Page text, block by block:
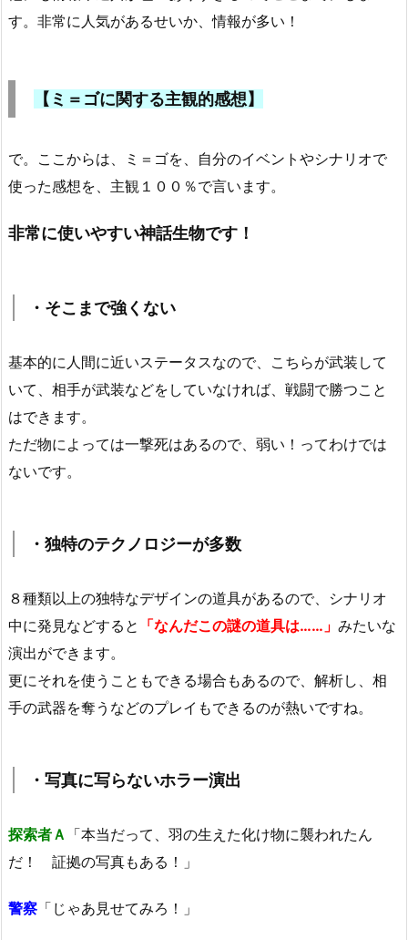
す。非常に人気があるせいか、情報が多い！
【ミ＝ゴに関する主観的感想】
で。ここからは、ミ＝ゴを、自分のイベントやシナリオで
使った感想を、主観１００％で言います。
非常に使いやすい神話生物です！
・そこまで強くない
基本的に人間に近いステータスなので、こちらが武装して
いて、相手が武装などをしていなければ、戦闘で勝つこと
はできます。
ただ物によっては一撃死はあるので、弱い！ってわけでは
ないです。
・独特のテクノロジーが多数
８種類以上の独特なデザインの道具があるので、シナリオ
中に発見などすると 「なんだこの謎の道具は……」 みたいな
演出ができます。
更にそれを使うこともできる場合もあるので、解析し、相
手の武器を奪うなどのプレイもできるのが熱いですね。
・写真に写らないホラー演出
探索者Ａ 「本当だって、羽の生えた化け物に襲われたん
だ！ 証拠の写真もある！」
警察 「じゃあ見せてみろ！」